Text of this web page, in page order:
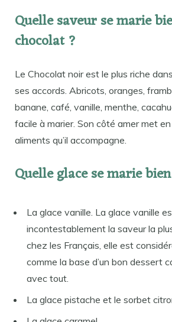
Quelle saveur se marie
chocolat ?
Le Chocolat noir est le plus riche
ses accords. Abricots, oranges,
banane, café, vanille, menthe,
facile à marier. Son côté amer met
aliments qu’il accompagne.
Quelle glace se marie
La glace vanille. La glace vanille
incontestablement la saveur la
chez les Français, elle est
comme la base d’un bon dessert
avec tout.
La glace pistache et le sorbet